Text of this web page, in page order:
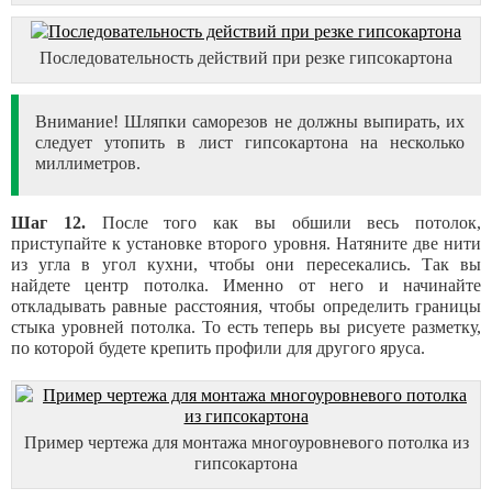
Последовательность действий при резке гипсокартона
Внимание! Шляпки саморезов не должны выпирать, их
следует утопить в лист гипсокартона на несколько
миллиметров.
Шаг 12.После того как вы обшили весь потолок,
приступайте к установке второго уровня. Натяните две нити
из угла в угол кухни, чтобы они пересекались. Так вы
найдете центр потолка. Именно от него и начинайте
откладывать равные расстояния, чтобы определить границы
стыка уровней потолка. То есть теперь вы рисуете разметку,
по которой будете крепить профили для другого яруса.
Пример чертежа для монтажа многоуровневого потолка из
гипсокартона